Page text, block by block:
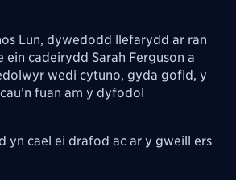
Lun, dywedodd llefarydd ar ran
ein cadeirydd Sarah Ferguson a
wedi cytuno, gyda gofid, y
fuan am y dyfodol
yn cael ei drafod ac ar y gweill ers